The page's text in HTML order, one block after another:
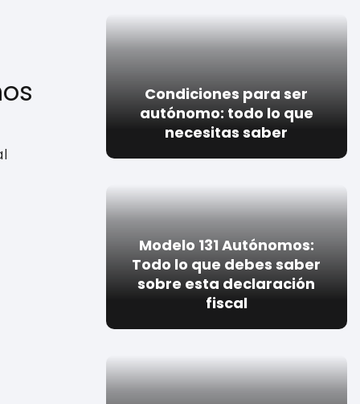
Condiciones para ser
autónomo: todo lo que
necesitas saber
Modelo 131 Autónomos:
Todo lo que debes saber
sobre esta declaración
fiscal